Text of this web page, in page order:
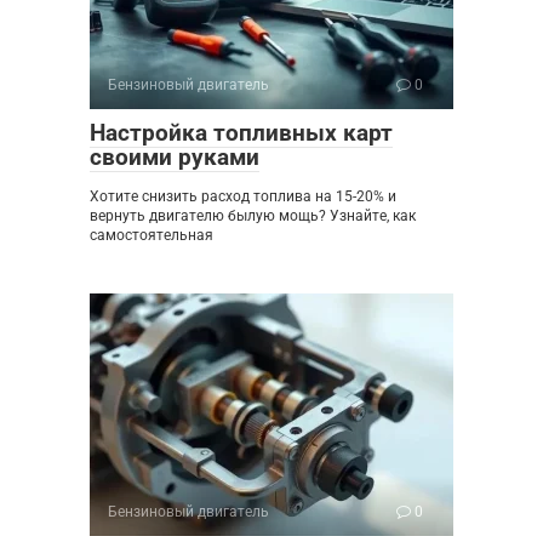
Бензиновый двигатель 0
Настройка топливных карт
своими руками
Хотите снизить расход топлива на 15-20% и
вернуть двигателю былую мощь? Узнайте, как
самостоятельная
Бензиновый двигатель 0